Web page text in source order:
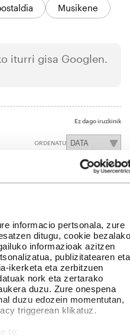
informacio pertsonala, zure
ditugu, cookie bezalako
informazioak azitzen
publizitatearen eta
ikerketa eta zerbitzuen
nork eta zertarako
duzu. Zure onespena
duzu edozein momentutan,
triggerean klikatuz.
to:
Musikene
iturri gisa Googlen.
Ez dago iruzkinik
ORDENATU